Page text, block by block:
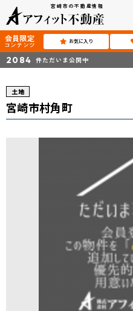
宮崎市の不動産情報
会員限定
コンテンツ お気に入り
2084 件ただいま公開中
土地
宮崎市村角町